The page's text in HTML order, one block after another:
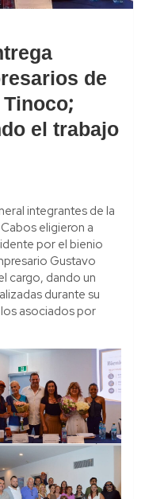
de
el trabajo
integrantes de la
eligieron a
por el bienio
Gustavo
cargo, dando un
durante su
asociados por